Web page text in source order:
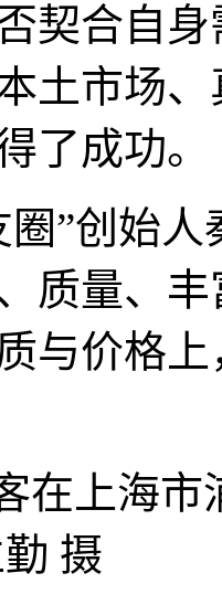
契合自
土市场
了成功。
创始人
质量、
与价格
在上海
摄